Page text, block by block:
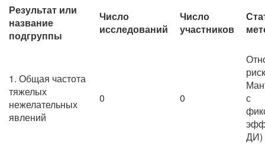
Результат или
название
подгруппы
Число
исследований
Число
участников
1. Общая частота
тяжелых
нежелательных
явлений
0 0
с
ДИ)